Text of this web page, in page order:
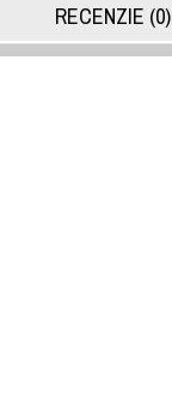
RECENZIE (0)